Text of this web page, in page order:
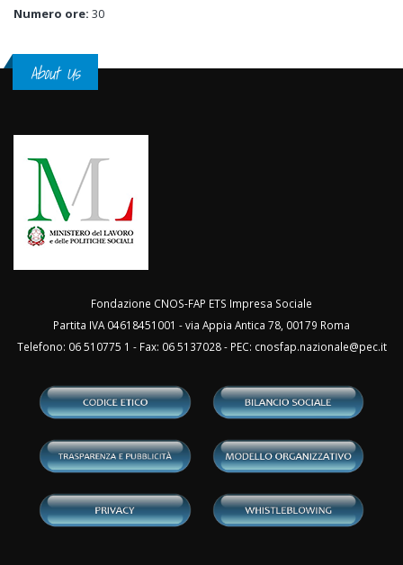
Numero ore: 30
About Us
Fondazione CNOS-FAP ETS Impresa Sociale
Partita IVA 04618451001 - via Appia Antica 78, 00179 Roma
Telefono: 06 510775 1 - Fax: 06 5137028 - PEC: cnosfap.nazionale@pec.it